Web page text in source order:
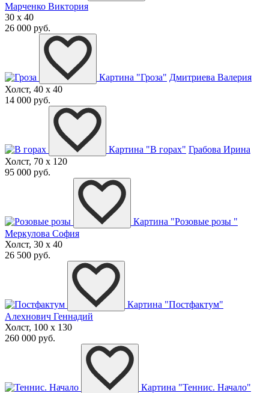
Марченко Виктория
30 x 40
26 000 руб.
Картина "Гроза" Дмитриева Валерия
Холст, 40 x 40
14 000 руб.
Картина "В горах" Грабова Ирина
Холст, 70 x 120
95 000 руб.
Картина "Розовые розы "
Меркулова София
Холст, 30 x 40
26 500 руб.
Картина "Постфактум"
Алехнович Геннадий
Холст, 100 x 130
260 000 руб.
Картина "Теннис. Начало"